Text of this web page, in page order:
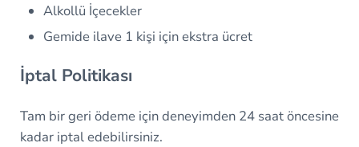
Alkollü İçecekler
Gemide ilave 1 kişi için ekstra ücret
İptal Politikası
Tam bir geri ödeme için deneyimden 24 saat öncesine
kadar iptal edebilirsiniz.